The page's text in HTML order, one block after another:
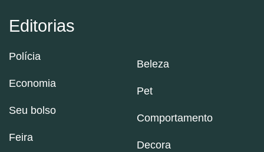
Editorias
Polícia
Economia
Seu bolso
Feira
Beleza
Pet
Comportamento
Decora